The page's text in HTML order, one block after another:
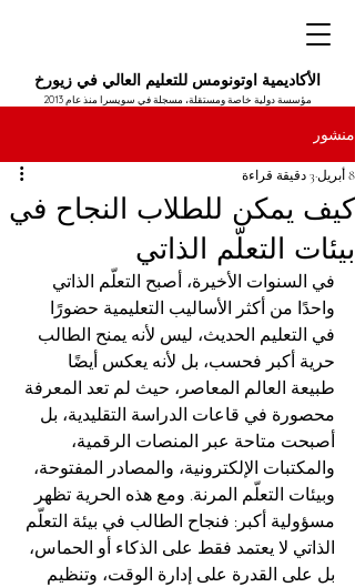
الأكاديمية اوتونومس للتعليم العالي في زيورخ
مؤسسة دولية خاصة ومستقلة، مسجلة في سويسرا منذ عام 2013
منشور
كيف يمكن للطلاب النجاح في
بيئات التعلّم الذاتي
8 أبريل 3 دقيقة قراءة
في السنوات الأخيرة، أصبح التعلّم الذاتي
واحدًا من أكثر الأساليب التعليمية حضورًا
في التعليم الحديث، ليس لأنه يمنح الطالب
حرية أكبر فحسب، بل لأنه يعكس أيضًا
طبيعة العالم المعاصر، حيث لم تعد المعرفة
محصورة في قاعات الدراسة التقليدية، بل
أصبحت متاحة عبر المنصات الرقمية،
والمكتبات الإلكترونية، والمصادر المفتوحة،
وبيئات التعلّم المرنة. ومع هذه الحرية تظهر
مسؤولية أكبر: فنجاح الطالب في بيئة التعلّم
الذاتي لا يعتمد فقط على الذكاء أو الحماس،
بل على القدرة على إدارة الوقت، وتنظيم